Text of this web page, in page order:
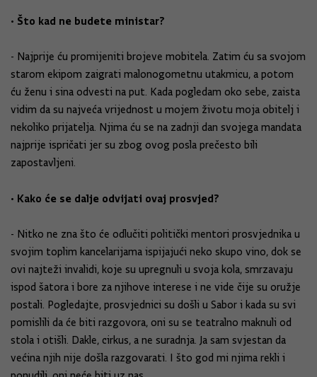
• Što kad ne budete ministar?
- Najprije ću promijeniti brojeve mobitela. Zatim ću sa svojom
starom ekipom zaigrati malonogometnu utakmicu, a potom
ću ženu i sina odvesti na put. Kada pogledam oko sebe, zaista
vidim da su najveća vrijednost u mojem životu moja obitelj i
nekoliko prijatelja. Njima ću se na zadnji dan svojega mandata
najprije ispričati jer su zbog ovog posla prečesto bili
zapostavljeni.
• Kako će se dalje odvijati ovaj prosvjed?
- Nitko ne zna što će odlučiti politički mentori prosvjednika u
svojim toplim kancelarijama ispijajući neko skupo vino, dok se
ovi najteži invalidi, koje su upregnuli u svoja kola, smrzavaju
ispod šatora i bore za njihove interese i ne vide čije su oružje
postali. Pogledajte, prosvjednici su došli u Sabor i kada su svi
pomislili da će biti razgovora, oni su se teatralno maknuli od
stola i otišli. Dakle, cirkus, a ne suradnja. Ja sam svjestan da
većina njih nije došla razgovarati. I što god mi njima rekli i